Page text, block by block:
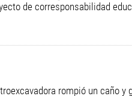
de corresponsabilidad
rompió un caño y